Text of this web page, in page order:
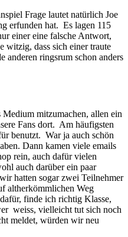
Frage lautet natürlich Joe
erfunden hat. Es lagen 115
einer eine falsche Antwort,
witzig, dass sich einer traute
anderen ringsrum schon anders
mitzumachen, allen ein
Fans dort. Am häufigsten
benutzt. War ja auch schön
Dann kamen viele emails
rein, auch dafür vielen
auch darüber ein paar
hatten sogar zwei Teilnehmer
altherkömmlichen Weg
finde ich richtig Klasse,
weiss, vielleicht tut sich noch
meldet, würden wir neu